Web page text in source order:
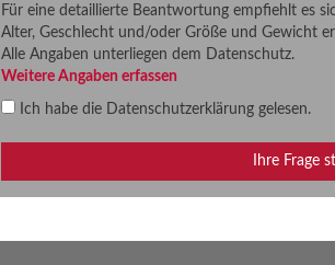
Für eine detaillierte Beantwortung empfiehlt es
Alter, Geschlecht und/oder Größe und Gewicht
Alle Angaben unterliegen dem Datenschutz.
Weitere Angaben erfassen
Ich habe die Datenschutzerklärunggelesen.